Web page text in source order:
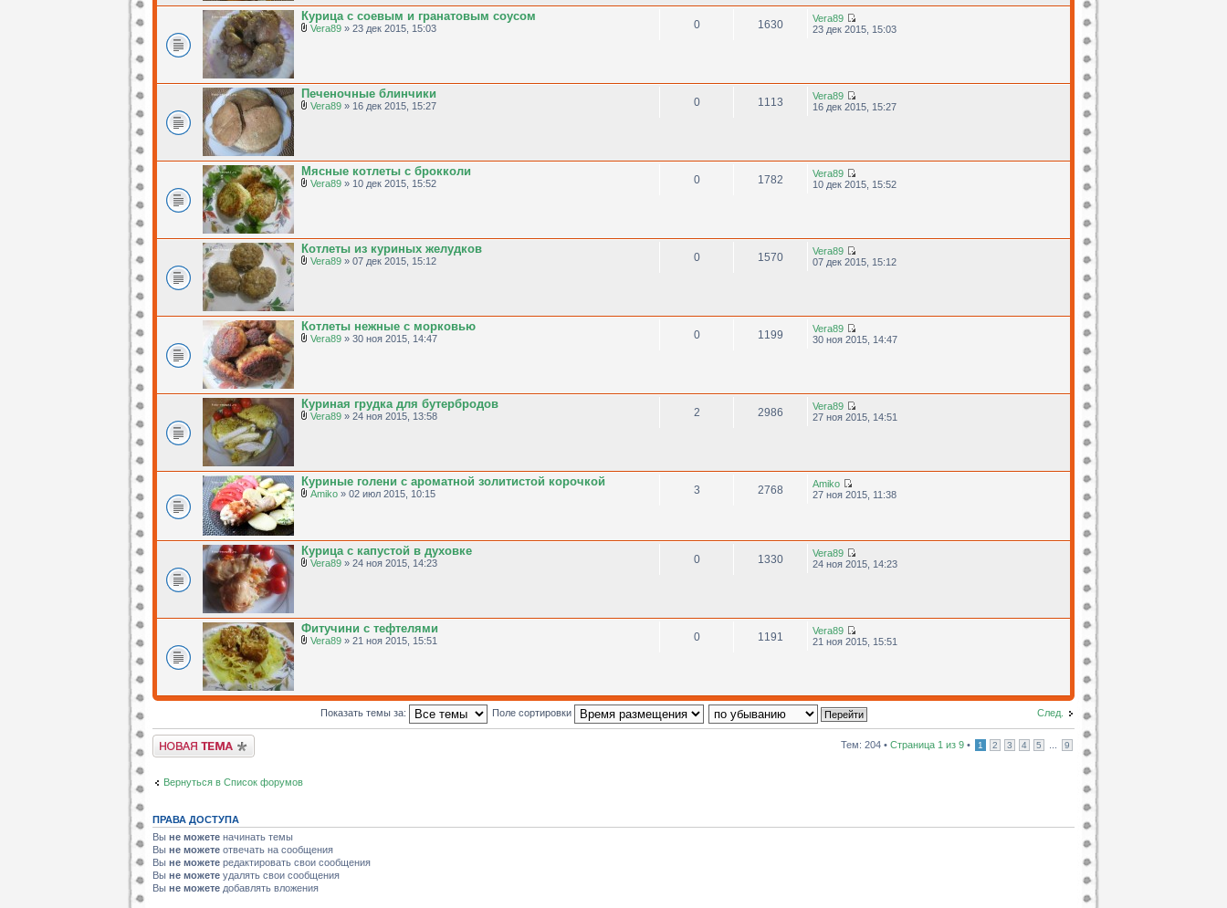
Курица с соевым и гранатовым соусом
Vera89 » 23 дек 2015, 15:03 0 1630
Vera89
23 дек 2015, 15:03
Печеночные блинчики
Vera89 » 16 дек 2015, 15:27 0 1113
Vera89
16 дек 2015, 15:27
Мясные котлеты с брокколи
Vera89 » 10 дек 2015, 15:52 0 1782
Vera89
10 дек 2015, 15:52
Котлеты из куриных желудков
Vera89 » 07 дек 2015, 15:12 0 1570
Vera89
07 дек 2015, 15:12
Котлеты нежные с морковью
Vera89 » 30 ноя 2015, 14:47 0 1199
Vera89
30 ноя 2015, 14:47
Куриная грудка для бутербродов
Vera89 » 24 ноя 2015, 13:58 2 2986
Vera89
27 ноя 2015, 14:51
Куриные голени с ароматной золитистой корочкой
Amiko » 02 июл 2015, 10:15 3 2768
Amiko
27 ноя 2015, 11:38
Курица с капустой в духовке
Vera89 » 24 ноя 2015, 14:23 0 1330
Vera89
24 ноя 2015, 14:23
Фитучини с тефтелями
Vera89 » 21 ноя 2015, 15:51 0 1191
Vera89
21 ноя 2015, 15:51
След.
Показать темы за: Поле сортировки
Новая тема Тем: 204 • Страница 1 из 9 • 1 2 3 4 5 9
Вернуться в Список форумов
ПРАВА ДОСТУПА
Вы не можете начинать темы
Вы не можете отвечать на сообщения
Вы не можете редактировать свои сообщения
Вы не можете удалять свои сообщения
Вы не можете добавлять вложения